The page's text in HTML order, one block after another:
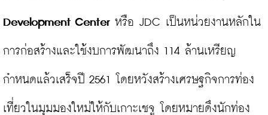
Development Center หรือ JDC เป็นหน่วยงานหลักใน
การก่อสร้างและใช้งบการพัฒนาถึง 114 ล้านเหรียญ
กำหนดแล้วเสร็จปี 2561 โดยหวังสร้างเศรษฐกิจการท่อง
เที่ยวในมุมมองใหม่ให้กับเกาะเชจู โดยหมายดึงนักท่อง